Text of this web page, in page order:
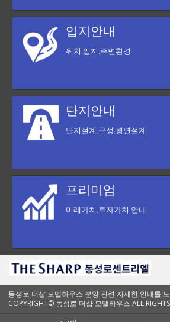
입지안내
위치,입지,주변환경
단지안내
단지설계,구성,평면설계
프리미엄
미래가치,투자가치 안내
동성로 더샵 모델하우스 분양 관련 자세한 안내를
COPYRIGHT© 동성로 더샵 모델하우스 ALL RIGHTS